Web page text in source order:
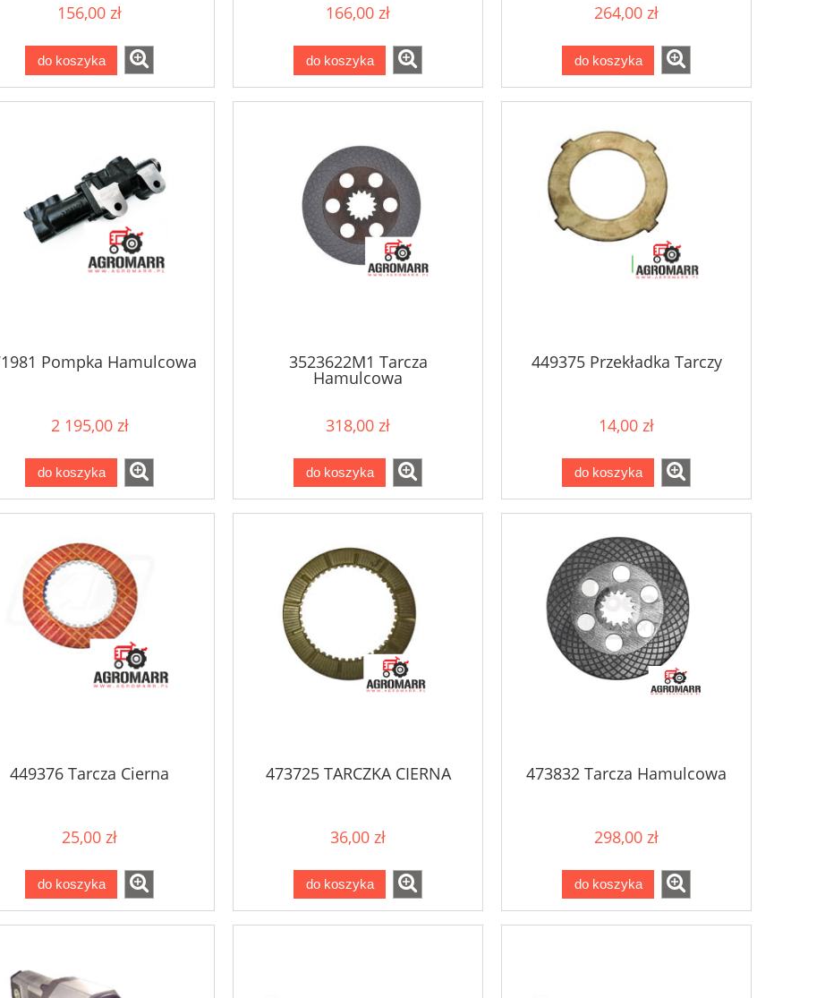
156,00 zł
do koszyka
166,00 zł
do koszyka
264,00 zł
do koszyka
Pompka Hamulcowa
2 195,00 zł
do koszyka
3523622M1 Tarcza
Hamulcowa
318,00 zł
do koszyka
449375 Przekładka Tarczy
14,00 zł
do koszyka
449376 Tarcza Cierna
25,00 zł
do koszyka
473725 TARCZKA CIERNA
36,00 zł
do koszyka
473832 Tarcza Hamulcowa
298,00 zł
do koszyka